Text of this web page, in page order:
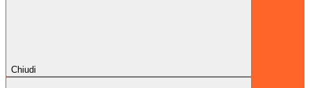
Chiudi